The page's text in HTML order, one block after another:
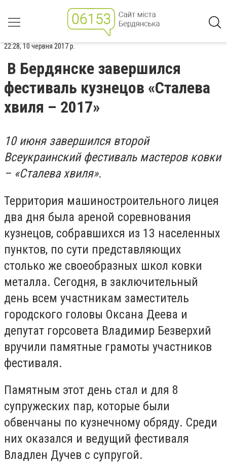
22:28, 10 червня 2017 р.
В Бердянске завершился
фестиваль кузнецов «Сталева
хвиля – 2017»
10 июня завершился второй
Всеукраинский фестиваль мастеров ковки
– «Сталева хвиля».
Территория машиностроительного лицея
два дня была ареной соревнования
кузнецов, собравшихся из 13 населенных
пунктов, по сути представляющих
столько же своеобразных школ ковки
металла. Сегодня, в заключительный
день всем участникам заместитель
городского головы Оксана Деева и
депутат горсовета Владимир Безверхий
вручили памятные грамоты участников
фестиваля.
Памятным этот день стал и для 8
супружеских пар, которые были
обвенчаны по кузнечному обряду. Среди
них оказался и ведущий фестиваля
Владлен Дучев с супругой.